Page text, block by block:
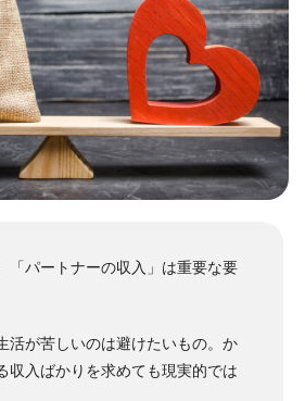
「パートナーの収入」は重要な要
活が苦しいのは避けたいもの。か
収入ばかりを求めても現実的では